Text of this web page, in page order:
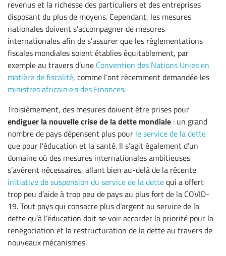
revenus et la richesse des particuliers et des entreprises
disposant du plus de moyens. Cependant, les mesures
nationales doivent s’accompagner de mesures
internationales afin de s’assurer que les réglementations
fiscales mondiales soient établies équitablement, par
exemple au travers d’une Convention des Nations Unies en
matière de fiscalité, comme l’ont récemment demandée les
ministres africain·e·s des Finances.
Troisièmement, des mesures doivent être prises pour
endiguer la nouvelle crise de la dette mondiale : un grand
nombre de pays dépensent plus pour le service de la dette
que pour l’éducation et la santé. Il s’agit également d’un
domaine où des mesures internationales ambitieuses
s’avèrent nécessaires, allant bien au-delà de la récente
initiative de suspension du service de la dettequi a offert
trop peu d’aide à trop peu de pays au plus fort de la COVID-
19. Tout pays qui consacre plus d’argent au service de la
dette qu’à l’éducation doit se voir accorder la priorité pour la
renégociation et la restructuration de la dette au travers de
nouveaux mécanismes.